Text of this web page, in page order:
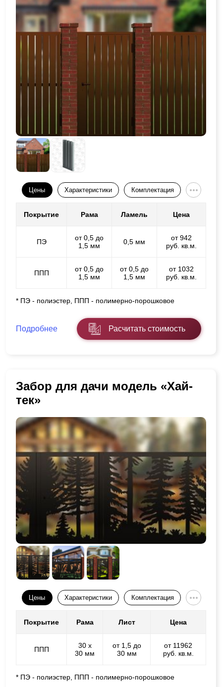
Цены Характеристики Комплектация
Покрытие Рама Ламель Цена
ПЭ
от 0,5 до
1,5 мм
0,5 мм
от 942
руб. кв.м.
ППП
от 0,5 до
1,5 мм
от 0,5 до
1,5 мм
от 1032
руб. кв.м.
* ПЭ - полиэстер, ППП - полимерно-порошковое
Подробнее Расчитать стоимость
Забор для дачи модель «Хай-
тек»
Цены Характеристики Комплектация
Покрытие Рама Лист Цена
ППП
30 х
30 мм
от 1,5 до
30 мм
от 11962
руб. кв.м.
* ПЭ - полиэстер, ППП - полимерно-порошковое